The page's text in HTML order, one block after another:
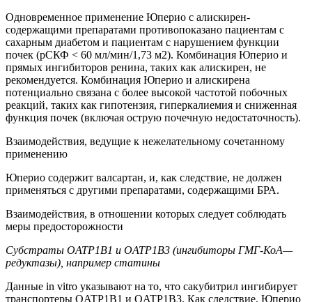
Одновременное применение Юперио с алискирен-
содержащими препаратами противопоказано пациентам с
сахарным диабетом и пациентам с нарушением функции
почек (рСКФ < 60 мл/мин/1,73 м2). Комбинация Юперио и
прямых ингибиторов ренина, таких как алискирен, не
рекомендуется. Комбинация Юперио и алискирена
потенциально связана с более высокой частотой побочных
реакций, таких как гипотензия, гиперкалиемия и сниженная
функция почек (включая острую почечную недостаточность).
Взаимодействия, ведущие к нежелательному сочетанному
применению
Юперио содержит валсартан, и, как следствие, не должен
применяться с другими препаратами, содержащими БРА.
Взаимодействия, в отношении которых следует соблюдать
меры предосторожности
Субстраты OATP1B1 и OATP1B3 (ингибиторы ГМГ-КоА—
редуктазы), например статины
Данные in vitro указывают на то, что сакубитрил ингибирует
транспортеры OATP1B1 и OATP1B3. Как следствие, Юперио